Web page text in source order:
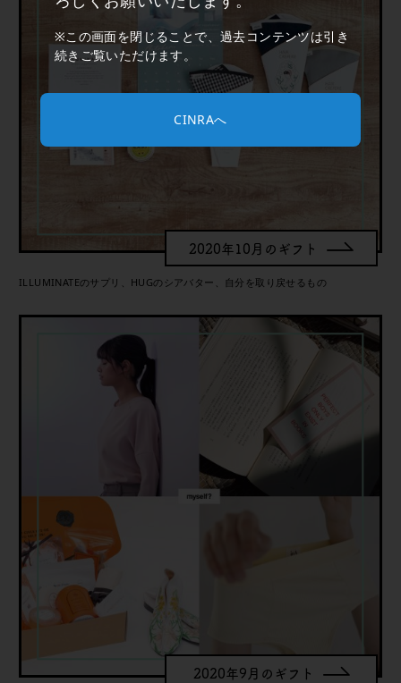
※この画面を閉じることで、過去コンテンツは引き
続きご覧いただけます。
CINRAへ
2020年10月のギフト
ILLUMINATEのサプリ、HUGのシアバター、自分を取り戻せるもの
2020年9月のギフト